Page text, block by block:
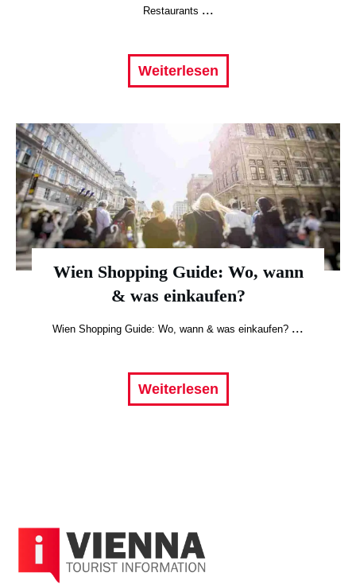
Restaurants ...
Weiterlesen
Wien Shopping Guide: Wo, wann
& was einkaufen?
Wien Shopping Guide: Wo, wann & was einkaufen? ...
Weiterlesen